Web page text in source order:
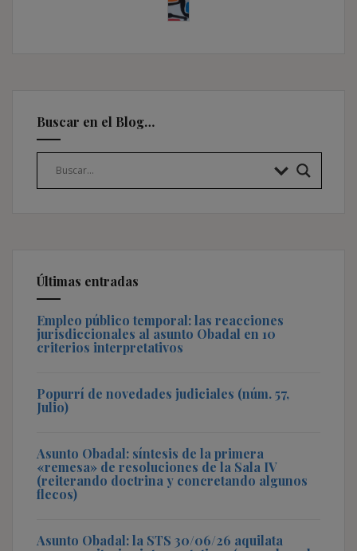
Buscar en el Blog…
Últimas entradas
Empleo público temporal: las reacciones
jurisdiccionales al asunto Obadal en 10
criterios interpretativos
Popurrí de novedades judiciales (núm. 57,
Julio)
Asunto Obadal: síntesis de la primera
«remesa» de resoluciones de la Sala IV
(reiterando doctrina y concretando algunos
flecos)
Asunto Obadal: la STS 30/06/26 aquilata